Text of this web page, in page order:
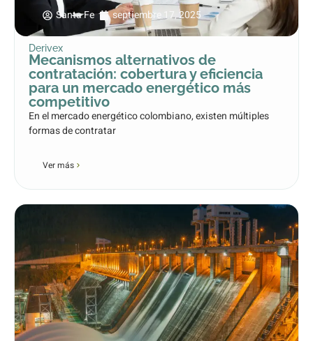
Santa Fe septiembre 17, 2025
Derivex
Mecanismos alternativos de
contratación: cobertura y eficiencia
para un mercado energético más
competitivo
En el mercado energético colombiano, existen múltiples
formas de contratar
Ver más